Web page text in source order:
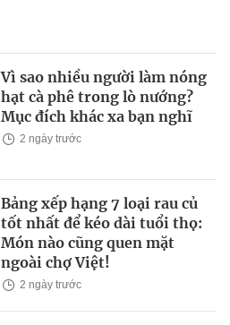
Vì sao nhiều người làm nóng
hạt cà phê trong lò nướng?
Mục đích khác xa bạn nghĩ
2 ngày trước
Bảng xếp hạng 7 loại rau củ
tốt nhất để kéo dài tuổi thọ:
Món nào cũng quen mặt
ngoài chợ Việt!
2 ngày trước